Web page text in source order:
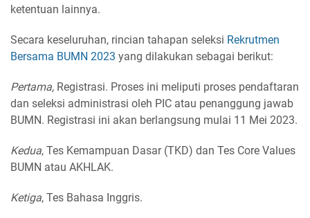
ketentuan lainnya.
Secara keseluruhan, rincian tahapan seleksi Rekrutmen
Bersama BUMN 2023 yang dilakukan sebagai berikut:
Pertama, Registrasi. Proses ini meliputi proses pendaftaran
dan seleksi administrasi oleh PIC atau penanggung jawab
BUMN. Registrasi ini akan berlangsung mulai 11 Mei 2023.
Kedua, Tes Kemampuan Dasar (TKD) dan Tes Core Values
BUMN atau AKHLAK.
Ketiga, Tes Bahasa Inggris.